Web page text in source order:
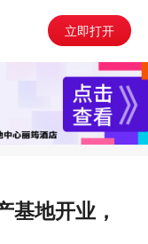
立即打开
基地开业，